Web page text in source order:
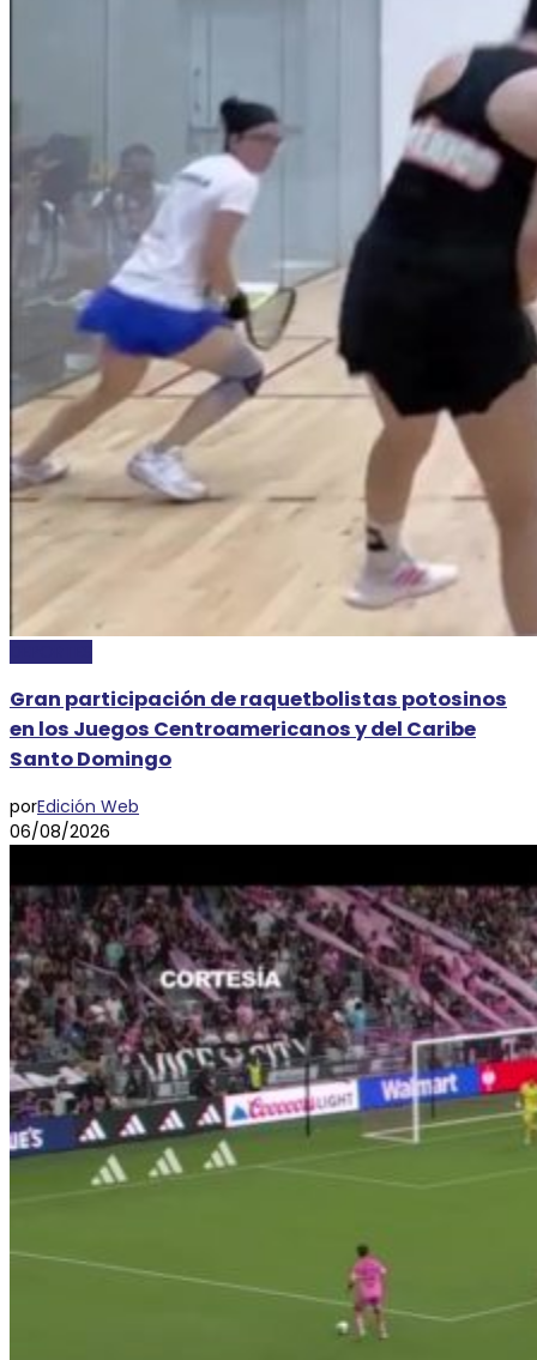
Gran participación de raquetbolistas potosinos
en los Juegos Centroamericanos y del Caribe
Santo Domingo
porEdición Web
06/08/2026